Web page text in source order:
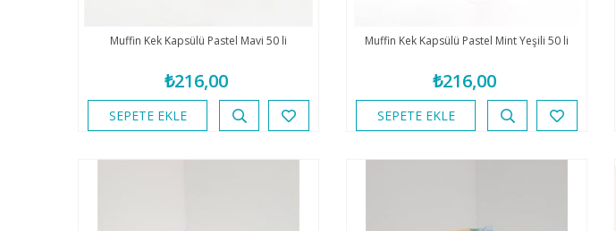
Muffin Kek Kapsülü Pastel Mavi 50 li
₺216,00
SEPETE EKLE
Muffin Kek Kapsülü Pastel Mint Yeşili 50 li
₺216,00
SEPETE EKLE